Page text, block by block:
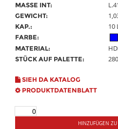
MASSE INT:
GEWICHT:
KAP.: 10
FARBE:
MATERIAL:
STÜCK AUF PALETTE: 280
SIEH DA KATALOG
PRODUKTDATENBLATT
HINZUFÜGEN